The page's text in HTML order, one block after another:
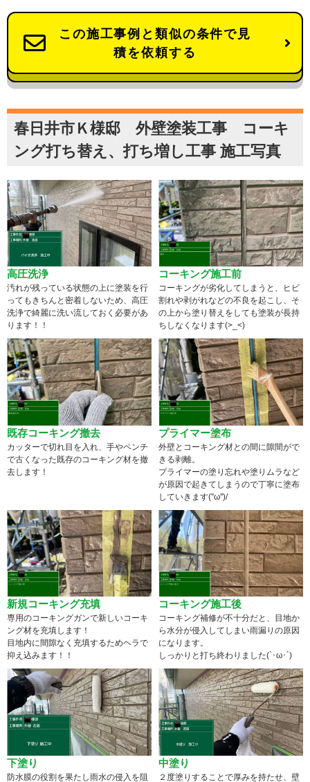
この施工事例と類似の条件で見
積を依頼する
春日井市Ｋ様邸 外壁塗装工事 コーキ
ング打ち替え、打ち増し工事 施工写真
高圧洗浄
汚れが残っている状態の上に塗装を行
ってもきちんと密着しないため、高圧
洗浄で綺麗に洗い流しておく必要があ
ります！！
コーキング施工前
コーキングが劣化してしまうと、ヒビ
割れや剥がれなどの不良を起こし、そ
の上から塗り替えをしても塗装が長持
ちしなくなります(>_<)
既存コーキング撤去
カッターで切れ目を入れ、手やペンチ
で古くなった既存のコーキング材を撤
去します！
プライマー塗布
外壁とコーキング材との間に隙間がで
きる剥離。
プライマーの塗り忘れや塗りムラなど
が原因で起きてしまうので丁寧に塗布
していきます(''ω'')/
新規コーキング充填
専用のコーキングガンで新しいコーキ
ング材を充填します！
目地内に間隙なく充填するためヘラで
抑え込みます！！
コーキング施工後
コーキング補修が不十分だと、目地か
ら水分が侵入してしまい雨漏りの原因
になります。
しっかりと打ち終わりました(`･ω･´)
下塗り
防水膜の役割を果たし雨水の侵入を阻
中塗り
２度塗りすることで厚みを持たせ、壁